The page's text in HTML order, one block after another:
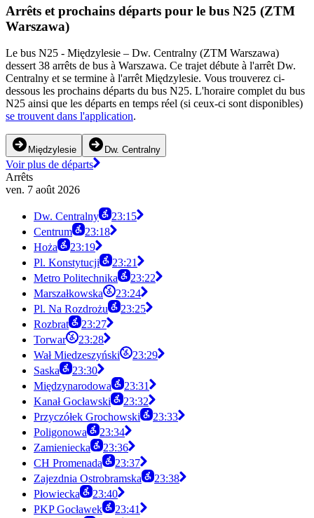
Arrêts et prochains départs pour le bus N25 (ZTM
Warszawa)
Le bus N25 - Międzylesie – Dw. Centralny (ZTM Warszawa)
dessert 38 arrêts de bus à Warszawa. Ce trajet débute à l'arrêt Dw.
Centralny et se termine à l'arrêt Międzylesie. Vous trouverez ci-
dessous les prochains départs du bus N25. L'horaire complet du bus
N25 ainsi que les départs en temps réel (si ceux-ci sont disponibles)
se trouvent dans l'application.
Międzylesie Dw. Centralny
Voir plus de départs
Arrêts
ven. 7 août 2026
Dw. Centralny
23:15
Centrum
23:18
Hoża
23:19
Pl. Konstytucji
23:21
Metro Politechnika
23:22
Marszałkowska
23:24
Pl. Na Rozdrożu
23:25
Rozbrat
23:27
Torwar
23:28
Wał Miedzeszyński
23:29
Saska
23:30
Międzynarodowa
23:31
Kanał Gocławski
23:32
Przyczółek Grochowski
23:33
Poligonowa
23:34
Zamieniecka
23:36
CH Promenada
23:37
Zajezdnia Ostrobramska
23:38
Płowiecka
23:40
PKP Gocławek
23:41